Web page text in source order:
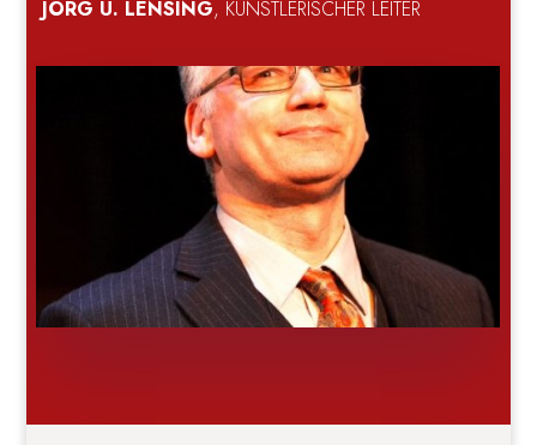
JÖRG U. LENSING, KÜNSTLERISCHER LEITER